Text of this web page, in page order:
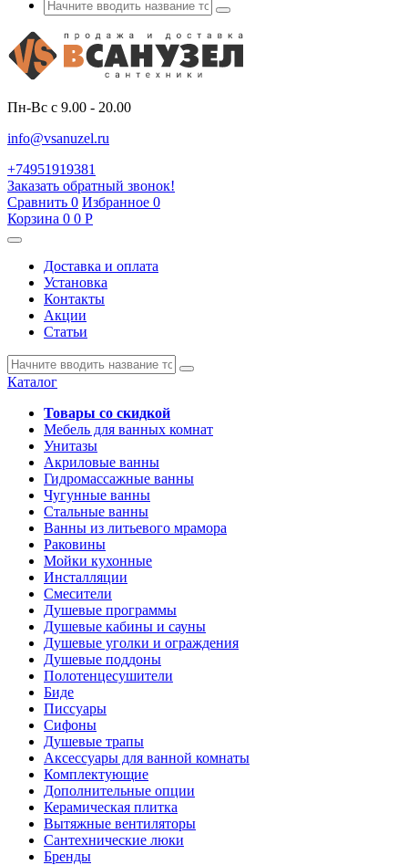
Пн-Вс с 9.00 - 20.00
info@vsanuzel.ru
+74951919381
Заказать обратный звонок!
Сравнить 0 Избранное 0
Корзина 0 0 Р
Доставка и оплата
Установка
Контакты
Акции
Статьи
Каталог
Товары со скидкой
Мебель для ванных комнат
Унитазы
Акриловые ванны
Гидромассажные ванны
Чугунные ванны
Стальные ванны
Ванны из литьевого мрамора
Раковины
Мойки кухонные
Инсталляции
Смесители
Душевые программы
Душевые кабины и сауны
Душевые уголки и ограждения
Душевые поддоны
Полотенцесушители
Биде
Писсуары
Сифоны
Душевые трапы
Аксессуары для ванной комнаты
Комплектующие
Дополнительные опции
Керамическая плитка
Вытяжные вентиляторы
Сантехнические люки
Бренды